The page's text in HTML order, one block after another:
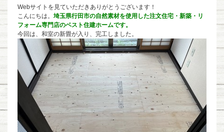
Webサイトを見ていただきありがとうございます！
こんにちは。 埼玉県行田市の自然素材を使用した注文住宅・新築・リ
フォーム専門店のベスト住建ホームです。
今回は、和室の新畳が入り、完工しました。